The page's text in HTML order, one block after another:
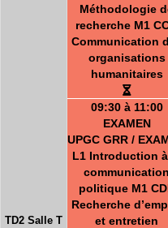
TD2 Salle T
Méthodologie
recherche M1
Communication
organisations
humanitaires
09:30 à 11:00
EXAMEN
UPGC GRR /
L1 Introduction
communication
politique M1
Recherche
et entretien